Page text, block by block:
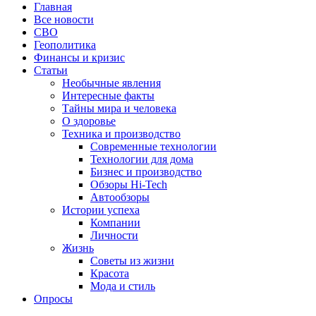
Главная
Все новости
СВО
Геополитика
Финансы и кризис
Статьи
Необычные явления
Интересные факты
Тайны мира и человека
О здоровье
Техника и производство
Современные технологии
Технологии для дома
Бизнес и производство
Обзоры Hi-Tech
Автообзоры
Истории успеха
Компании
Личности
Жизнь
Советы из жизни
Красота
Мода и стиль
Опросы